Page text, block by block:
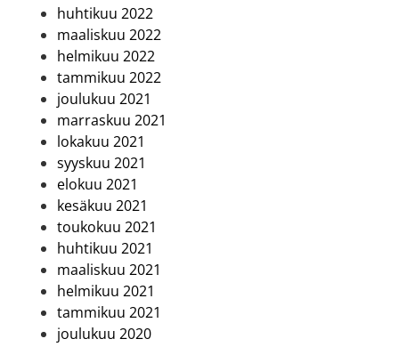
huhtikuu 2022
maaliskuu 2022
helmikuu 2022
tammikuu 2022
joulukuu 2021
marraskuu 2021
lokakuu 2021
syyskuu 2021
elokuu 2021
kesäkuu 2021
toukokuu 2021
huhtikuu 2021
maaliskuu 2021
helmikuu 2021
tammikuu 2021
joulukuu 2020